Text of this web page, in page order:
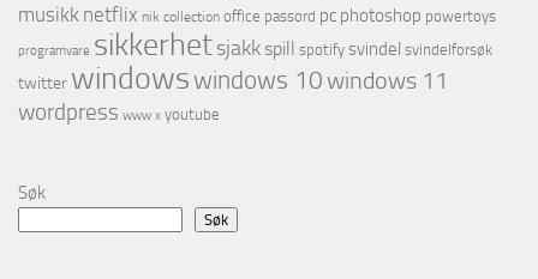
musikk netflix nik collection office passord pc photoshop powertoys
programvare sikkerhetsjakkspill spotify svindel svindelforsøk
twitter windows windows 10windows 11
wordpress www x youtube
Søk
Søk